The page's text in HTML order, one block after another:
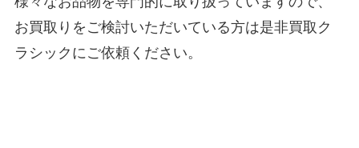
お買取りをご検討いただいている方は是非買取ク
ラシックにご依頼ください。